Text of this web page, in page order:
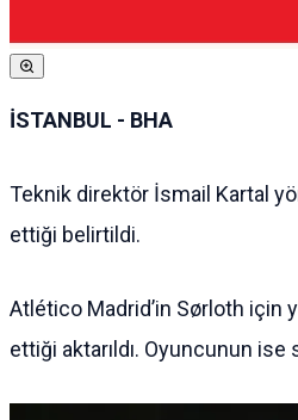
İSTANBUL - BHA
Teknik direktör İsmail Kartal
ettiği belirtildi.
Atlético Madrid’in Sørloth için
ettiği aktarıldı. Oyuncunun